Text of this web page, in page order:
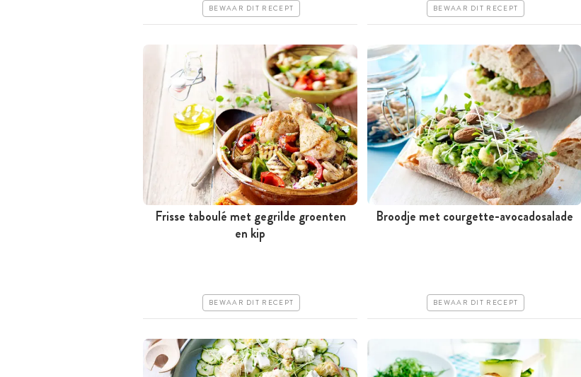
BEWAAR DIT RECEPT BEWAAR DIT RECEPT
Tussen 30 minuten en 1 uur
Frisse taboulé met gegrilde groenten
en kip
BEWAAR DIT RECEPT
Broodje met courgette-avocadosalade
BEWAAR DIT RECEPT